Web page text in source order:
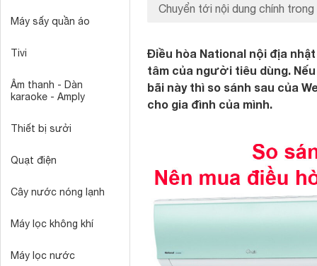
Máy sấy quần áo
Tivi
Âm thanh - Dàn
karaoke - Amply
Thiết bị sưởi
Quạt điện
Cây nước nóng lạnh
Máy lọc không khí
Máy lọc nước
Chuyển tới nội dung chính trong
Điều hòa National nội địa
tâm của người tiêu dùng.
bãi này thì so sánh sau của
cho gia đình của mình.